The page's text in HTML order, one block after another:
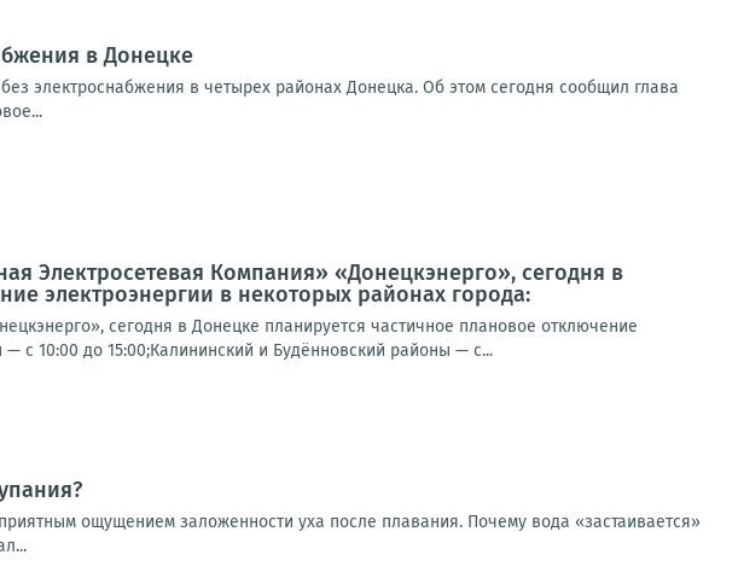
в Донецке
электроснабжения в четырех районах Донецка. Об этом сегодня сообщил глава
Электросетевая Компания» «Донецкэнерго», сегодня в
электроэнергии в некоторых районах города:
сегодня в Донецке планируется частичное плановое отключение
с 10:00 до 15:00;Калининский и Будённовский районы — с...
ощущением заложенности уха после плавания. Почему вода «застаивается»